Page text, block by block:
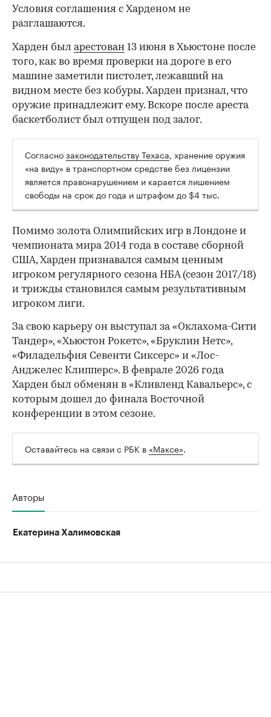
Условия соглашения с Харденом не
разглашаются.
Харден был арестован 13 июня в Хьюстоне после
того, как во время проверки на дороге в его
машине заметили пистолет, лежавший на
видном месте без кобуры. Харден признал, что
оружие принадлежит ему. Вскоре после ареста
баскетболист был отпущен под залог.
Согласнозаконодательству Техаса, хранение оружия
«на виду» в транспортном средстве без лицензии
является правонарушением и карается лишением
свободы на срок до года и штрафом до $4 тыс.
Помимо золота Олимпийских игр в Лондоне и
чемпионата мира 2014 года в составе сборной
США, Харден признавался самым ценным
игроком регулярного сезона НБА (сезон 2017/18)
и трижды становился самым результативным
игроком лиги.
За свою карьеру он выступал за «Оклахома-Сити
Тандер», «Хьюстон Рокетс», «Бруклин Нетс»,
«Филадельфия Севенти Сиксерс» и «Лос-
Анджелес Клипперс». В феврале 2026 года
Харден был обменян в «Кливленд Кавальерс», с
которым дошел до финала Восточной
конференции в этом сезоне.
Оставайтесь на связи с РБК в «Максе».
Авторы
Екатерина Халимовская